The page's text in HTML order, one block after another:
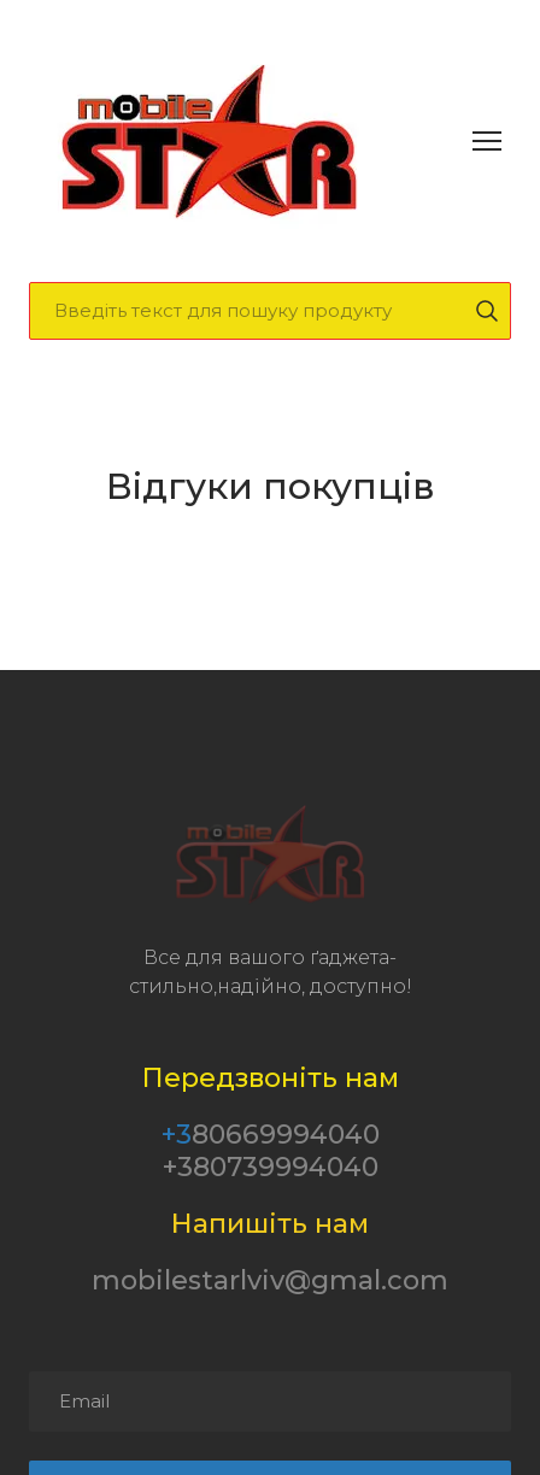
Відгуки покупців
Все для вашого ґаджета-
стильно,надійно, доступно!
Передзвоніть нам
+380669994040
+380739994040
Напишіть нам
mobilestarlviv@gmal.com